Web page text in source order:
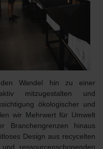
Wandel hin zu einer
mitzugestalten und
ökologischer und
wir Mehrwert für Umwelt
Branchengrenzen hinaus
Design aus recycelten
ressourcenschonenden